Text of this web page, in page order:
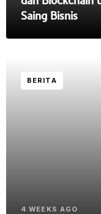
Saing Bisnis
BERITA
4 WEEKS AGO